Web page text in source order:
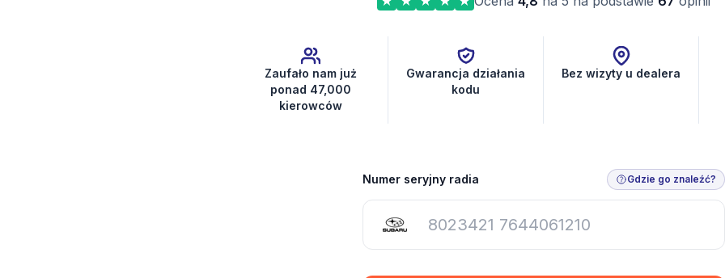
Zaufało nam już
ponad 47,000
kierowców
Gwarancja działania
kodu
Bez wizyty u dealera
Numer seryjny radia Gdzie go znaleźć?